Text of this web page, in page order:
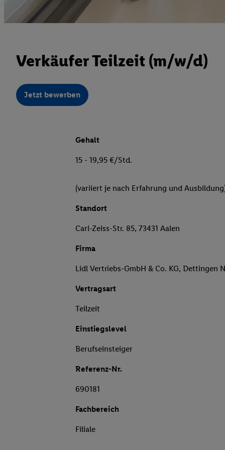
Verkäufer Teilzeit (m/w/d)
Jetzt bewerben
Gehalt
15 - 19,95 €/Std.
(variiert je nach Erfahrung und
Standort
Carl-Zeiss-Str. 85, 73431 Aalen
Firma
Lidl Vertriebs-GmbH & Co. KG, Dettingen
Vertragsart
Teilzeit
Einstiegslevel
Berufseinsteiger
Referenz-Nr.
690181
Fachbereich
Filiale